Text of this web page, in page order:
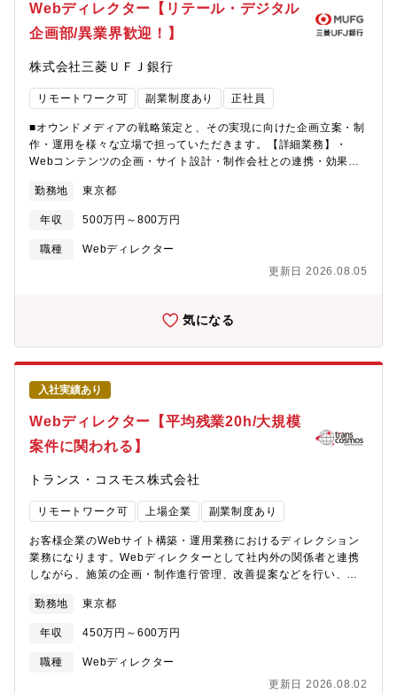
Webディレクター【リテール・デジタル
企画部/異業界歓迎！】
株式会社三菱ＵＦＪ銀行
リモートワーク可 副業制度あり 正社員
■オウンドメディアの戦略策定と、その実現に向けた企画立案・制
作・運用を様々な立場で担っていただきます。【詳細業務】・
Webコンテンツの企画・サイト設計・制作会社との連携・効果検
足】・利用ツール：Googleアナリティクス、Figma【組織構成】
リテール・デジタル企画部ーカスタマーエクスペリエンス・デザ
イン室ー顧客コミュニケーションGr（23名）ーコンテンツマーケ
ティングチーム★・担当者人数：5名（うち1名キャリア入行
方】個人の事情に合わせた柔軟な働き方が可能です。・在宅勤
クト時差勤務制度あり）【募集背景】MUFG・三菱UFJ銀行で
は、主に個人のお客さまを対象としたオウンドメディアを運営
し、お客さまのお金に関する悩みの解決と金融行動へつなげるた
めの後押しをするために、金融経済教育を兼ねたマーケティング
を実施しています。WebサイトやSNSアカウントを通じて、一般
的な金融知識や自社サービスについての理解が深まるコンテンツ
を発信しています。コンテンツをご覧になった方が「お金のこと
で困ったときはMUFGに相談してみよう」と感じて頂けるような
体験を提供することをめざしています。このミッションに共感
ャリアパス】Webデザインのプロフェッショナルとしてのキャリ
アはもちろん、将来的には希望や適性に応じて、プロフェッショ
ナル職として幅広い業務を担当、およびマネジメントを担ってい
金に関する知識」をお客さまに分かりやすく伝え、お金の不安を
解消することに貢献できる社会的意義の大きさを感じていただく
ことができます。■オウンドメディアのコンセプト設計やマーケテ
ィング施策の企画など、制作過程の上流工程から携わることがで
施いただくので、作って終わりではなく、よりよいコンテンツの
れることで、ご自身の金融リテラシーがアップします。【カスタ
マーエクスペリエンス・デザイン室のミッション・パーパス】・
勤務地 東京都
年収 500万円～800万円
職種
Webディレクター
更新日 2026.08.05
気になる
入社実績あり
Webディレクター【平均残業20h/大規模
案件に関われる】
トランス・コスモス株式会社
リモートワーク可 上場企業 副業制度あり
お客様企業のWebサイト構築・運用業務におけるディレクション
業務になります。Webディレクターとして社内外の関係者と連携
しながら、施策の企画・制作進行管理、改善提案などを行い、プ
ム（UI/UX、デザイン、エンジニアなど）と連携しながら、お客様
の課題解決に貢献していただきます。【具体的な業務内容】■Web
サイト設計・構築・運用のディレクション業務■スケジュール管
理、工数・工程管理、メンバー管理、品質管理、課題管理などの
勤務地 東京都
年収 450万円～600万円
職種
Webディレクター
更新日 2026.08.02